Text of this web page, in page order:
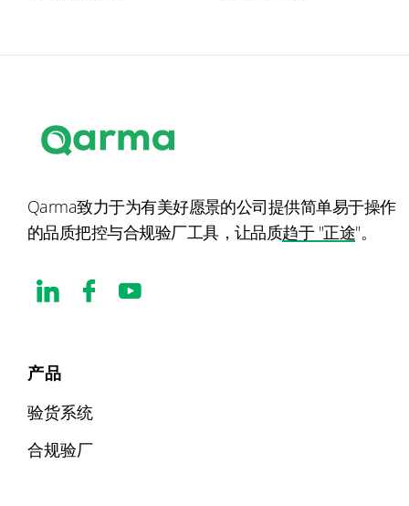
Qarma致力于为有美好愿景的公司提供简单易于操作
的品质把控与合规验厂工具，让品质趋于 "正途"。
产品
验货系统
合规验厂